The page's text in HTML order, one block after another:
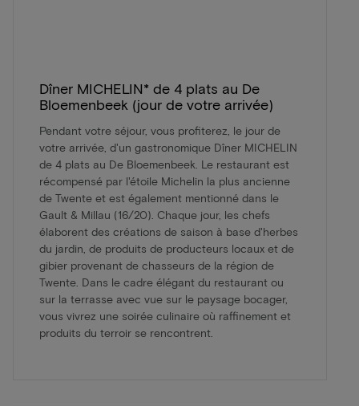
Dîner MICHELIN* de 4 plats au De
Bloemenbeek (jour de votre arrivée)
Pendant votre séjour, vous profiterez, le jour de
votre arrivée, d'un gastronomique Dîner MICHELIN
de 4 plats au De Bloemenbeek. Le restaurant est
récompensé par l'étoile Michelin la plus ancienne
de Twente et est également mentionné dans le
Gault & Millau (16/20). Chaque jour, les chefs
élaborent des créations de saison à base d'herbes
du jardin, de produits de producteurs locaux et de
gibier provenant de chasseurs de la région de
Twente. Dans le cadre élégant du restaurant ou
sur la terrasse avec vue sur le paysage bocager,
vous vivrez une soirée culinaire où raffinement et
produits du terroir se rencontrent.